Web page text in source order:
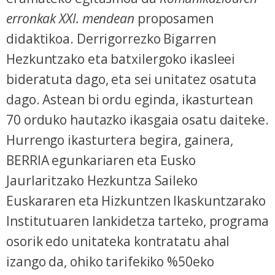
erronkak XXI. mendean proposamen
didaktikoa. Derrigorrezko Bigarren
Hezkuntzako eta batxilergoko ikasleei
bideratuta dago, eta sei unitatez osatuta
dago. Astean bi ordu eginda, ikasturtean
70 orduko hautazko ikasgaia osatu daiteke.
Hurrengo ikasturtera begira, gainera,
BERRIA egunkariaren eta Eusko
Jaurlaritzako Hezkuntza Saileko
Euskararen eta Hizkuntzen Ikaskuntzarako
Institutuaren lankidetza tarteko, programa
osorik edo unitateka kontratatu ahal
izango da, ohiko tarifekiko %50eko